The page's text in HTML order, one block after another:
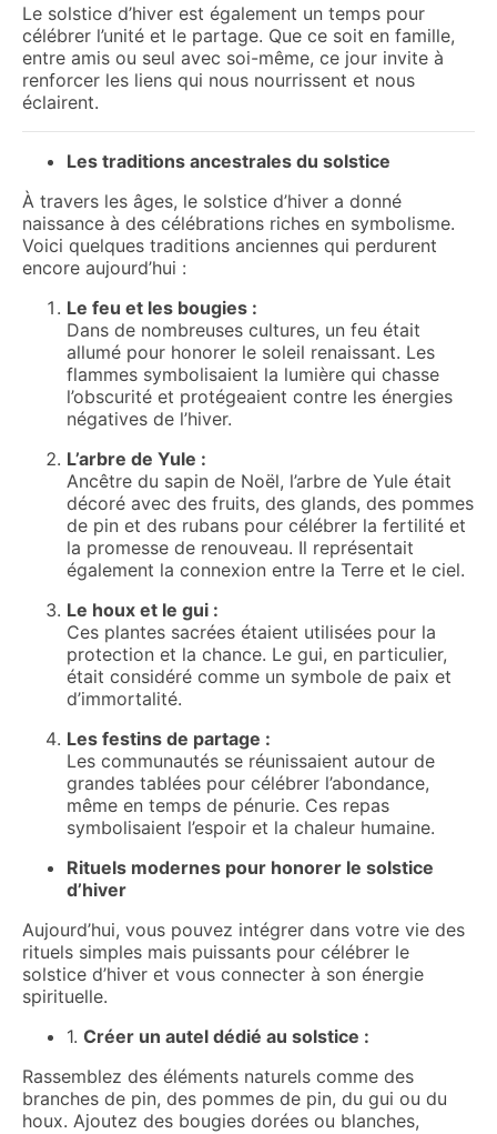
Le solstice d’hiver est également un temps pour
célébrer l’unité et le partage. Que ce soit en famille,
entre amis ou seul avec soi-même, ce jour invite à
renforcer les liens qui nous nourrissent et nous
éclairent.
Les traditions ancestrales du solstice
À travers les âges, le solstice d’hiver a donné
naissance à des célébrations riches en symbolisme.
Voici quelques traditions anciennes qui perdurent
encore aujourd’hui :
Le feu et les bougies :
Dans de nombreuses cultures, un feu était
allumé pour honorer le soleil renaissant. Les
flammes symbolisaient la lumière qui chasse
l’obscurité et protégeaient contre les énergies
négatives de l’hiver.
L’arbre de Yule :
Ancêtre du sapin de Noël, l’arbre de Yule était
décoré avec des fruits, des glands, des pommes
de pin et des rubans pour célébrer la fertilité et
la promesse de renouveau. Il représentait
également la connexion entre la Terre et le ciel.
Le houx et le gui :
Ces plantes sacrées étaient utilisées pour la
protection et la chance. Le gui, en particulier,
était considéré comme un symbole de paix et
d’immortalité.
Les festins de partage :
Les communautés se réunissaient autour de
grandes tablées pour célébrer l’abondance,
même en temps de pénurie. Ces repas
symbolisaient l’espoir et la chaleur humaine.
Rituels modernes pour honorer le solstice
d’hiver
Aujourd’hui, vous pouvez intégrer dans votre vie des
rituels simples mais puissants pour célébrer le
solstice d’hiver et vous connecter à son énergie
spirituelle.
1. Créer un autel dédié au solstice :
Rassemblez des éléments naturels comme des
branches de pin, des pommes de pin, du gui ou du
houx. Ajoutez des bougies dorées ou blanches,